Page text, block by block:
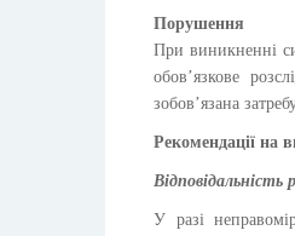
Порушення
При виникненні
обов’язкове
зобов’язана
Рекомендації на
Відповідальність
У разі